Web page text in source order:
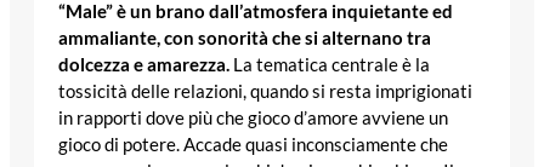
“Male” è un brano dall’atmosfera inquietante ed
ammaliante, con sonorità che si alternano tra
dolcezza e amarezza. La tematica centrale è la
tossicità delle relazioni, quando si resta imprigionati
in rapporti dove più che gioco d’amore avviene un
gioco di potere. Accade quasi inconsciamente che